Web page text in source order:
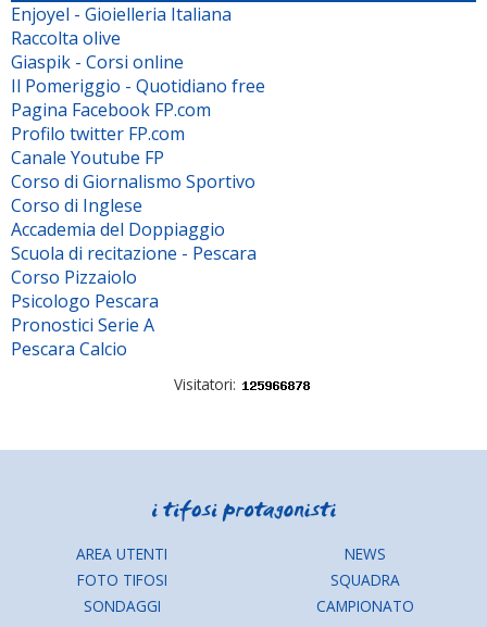
Enjoyel - Gioielleria Italiana
Raccolta olive
Giaspik - Corsi online
Il Pomeriggio - Quotidiano free
Pagina Facebook FP.com
Profilo twitter FP.com
Canale Youtube FP
Corso di Giornalismo Sportivo
Corso di Inglese
Accademia del Doppiaggio
Scuola di recitazione - Pescara
Corso Pizzaiolo
Psicologo Pescara
Pronostici Serie A
Pescara Calcio
Visitatori:
AREA UTENTI
FOTO TIFOSI
SONDAGGI
NEWS
SQUADRA
CAMPIONATO